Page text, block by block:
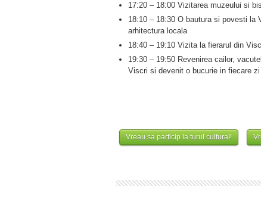
17:20 – 18:00 Vizitarea muzeului si
18:10 – 18:30 O bautura si povesti la
arhitectura locala
18:40 – 19:10 Vizita la fierarul din
19:30 – 19:50 Revenirea cailor,
Viscri si devenit o bucurie in fiecare
Vreau sa particip la turul cultural!